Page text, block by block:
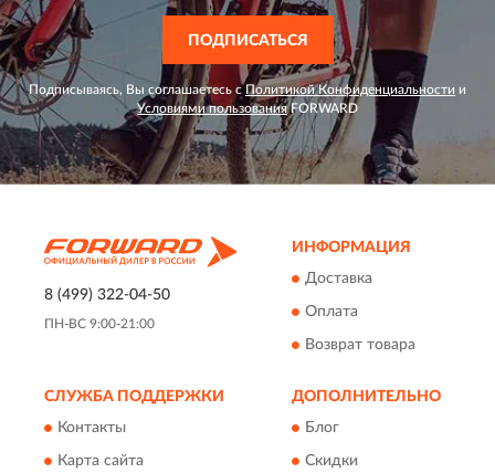
ПОДПИСАТЬСЯ
Подписываясь, Вы соглашаетесь с Политикой Конфиденциальности и
Условиями пользованияFORWARD
8 (499) 322-04-50
ПН-ВС 9:00-21:00
ИНФОРМАЦИЯ
Доставка
Оплата
Возврат товара
СЛУЖБА ПОДДЕРЖКИ
Контакты
Карта сайта
ДОПОЛНИТЕЛЬНО
Блог
Скидки